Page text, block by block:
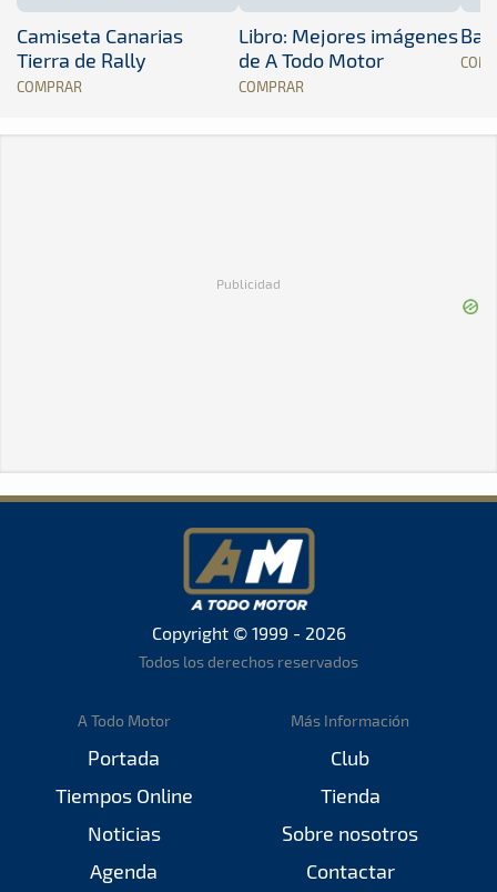
Camiseta Canarias
Tierra de Rally
COMPRAR
Libro: Mejores imágenes
de A Todo Motor
COMPRAR
Publicidad
Copyright © 1999 - 2026
Todos los derechos reservados
A Todo Motor
Portada
Tiempos Online
Noticias
Agenda
Más Información
Club
Tienda
Sobre nosotros
Contactar